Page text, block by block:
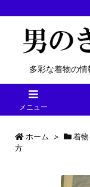
多彩な着物の情
メニュー
ホーム > 着
方